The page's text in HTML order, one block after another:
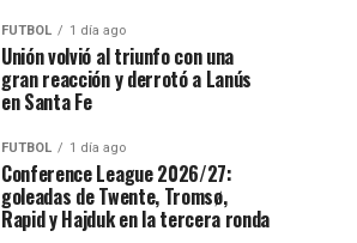
FUTBOL 1 día ago
Unión volvió al triunfo con una
gran reacción y derrotó a Lanús
en Santa Fe
FUTBOL 1 día ago
Conference League 2026/27:
goleadas de Twente, Tromsø,
Rapid y Hajduk en la tercera ronda